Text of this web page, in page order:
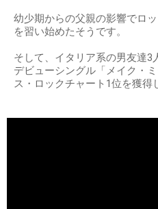
幼少期からの父親の影響でロ
を習い始めたそうです。
そして、イタリア系の男友達3
デビューシングル「メイク・
ス・ロックチャート1位を獲得